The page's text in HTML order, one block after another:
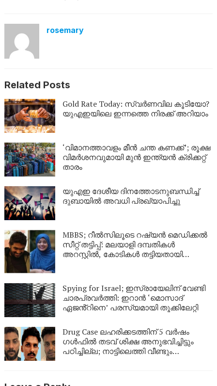
rosemary
Related Posts
Gold Rate Today: സ്വര്‍ണവില കൂടിയോ?
യുഎഇയിലെ ഇന്നത്തെ നിരക്ക് അറിയാം
‘വിമാനത്താവളം മീന്‍ ചന്ത കണക്ക്’; രൂക്ഷ
വിമര്‍ശനവുമായി മുന്‍ ഇന്ത്യന്‍ ക്രിക്കറ്റ്
താരം
യുഎഇ ദേശീയ ദിനത്തോടനുബന്ധിച്ച്
ദുബായിൽ അവധി പ്രഖ്യാപിച്ചു
MBBS; റീൽസിലൂടെ റഷ്യൻ മെഡിക്കൽ
സീറ്റ് തട്ടിപ്പ്: മലയാളി ദമ്പതികൾ
അറസ്റ്റിൽ, കോടികൾ തട്ടിയതായി
Spying for Israel; ഇസ്രായേലിന് വേണ്ടി
ചാരപ്രവർത്തി: ഇറാൻ ‘മൊസാദ്
ഏജൻ്റിനെ’ പരസ്യമായി തൂക്കിലേറ്റി
Drug Case ലഹരിക്കടത്തിന് 5 വർഷം
ഗൾഫിൽ തടവ് ശിക്ഷ അനുഭവിച്ചിട്ടും
പഠിച്ചില്ല; നാട്ടിലെത്തി വീണ്ടും